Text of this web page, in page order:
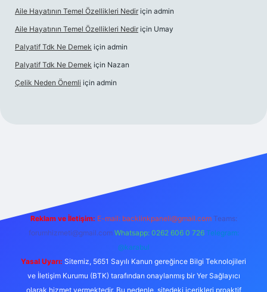
Aile Hayatının Temel Özellikleri Nedir için admin
Aile Hayatının Temel Özellikleri Nedir için Umay
Palyatif Tdk Ne Demek için admin
Palyatif Tdk Ne Demek için Nazan
Çelik Neden Önemli için admin
Reklam ve İletişim: E-mail: backlinkpaneli@gmail.com Teams:
forumhizmeti@gmail.com Whatsapp: 0262 606 0 726 Telegram:
@karabul
Yasal Uyarı: Sitemiz, 5651 Sayılı Kanun gereğince Bilgi Teknolojileri
ve İletişim Kurumu (BTK) tarafından onaylanmış bir Yer Sağlayıcı
olarak hizmet vermektedir. Bu nedenle, sitedeki içerikleri proaktif